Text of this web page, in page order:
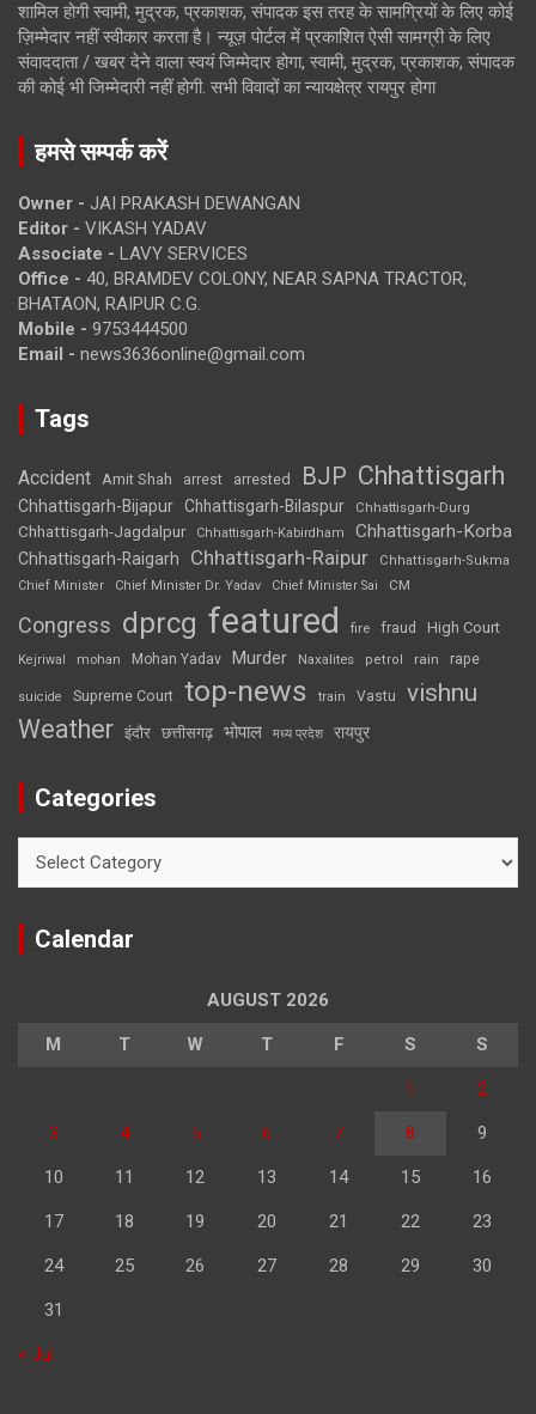
शामिल होगी स्वामी, मुद्रक, प्रकाशक, संपादक इस तरह के सामग्रियों के लिए कोई
ज़िम्मेदार नहीं स्वीकार करता है। न्यूज़ पोर्टल में प्रकाशित ऐसी सामग्री के लिए
संवाददाता / खबर देने वाला स्वयं जिम्मेदार होगा, स्वामी, मुद्रक, प्रकाशक, संपादक
की कोई भी जिम्मेदारी नहीं होगी. सभी विवादों का न्यायक्षेत्र रायपुर होगा
हमसे सम्पर्क करें
Owner - JAI PRAKASH DEWANGAN
Editor - VIKASH YADAV
Associate - LAVY SERVICES
Office - 40, BRAMDEV COLONY, NEAR SAPNA TRACTOR,
BHATAON, RAIPUR C.G.
Mobile - 9753444500
Email - news3636online@gmail.com
Tags
Accident Amit Shah arrest arrested BJP Chhattisgarh
Chhattisgarh-Bijapur Chhattisgarh-Bilaspur Chhattisgarh-Durg
Chhattisgarh-Jagdalpur Chhattisgarh-Kabirdham Chhattisgarh-Korba
Chhattisgarh-Raigarh Chhattisgarh-Raipur
Chhattisgarh-Sukma
Chief Minister
Chief Minister Dr. Yadav Chief Minister Sai CM
Congress dprcg featured fire fraud High Court
Kejriwal mohan Mohan Yadav Murder Naxalites petrol rain rape
suicide Supreme Court top-news train Vastu vishnu
Weather इंदौर छत्तीसगढ़ भोपाल मध्य प्रदेश रायपुर
Categories
Calendar
AUGUST 2026
M T W T F S S
1 2
3 4 5 6 7 8 9
10 11 12 13 14 15 16
17 18 19 20 21 22 23
24 25 26 27 28 29 30
31
« Jul